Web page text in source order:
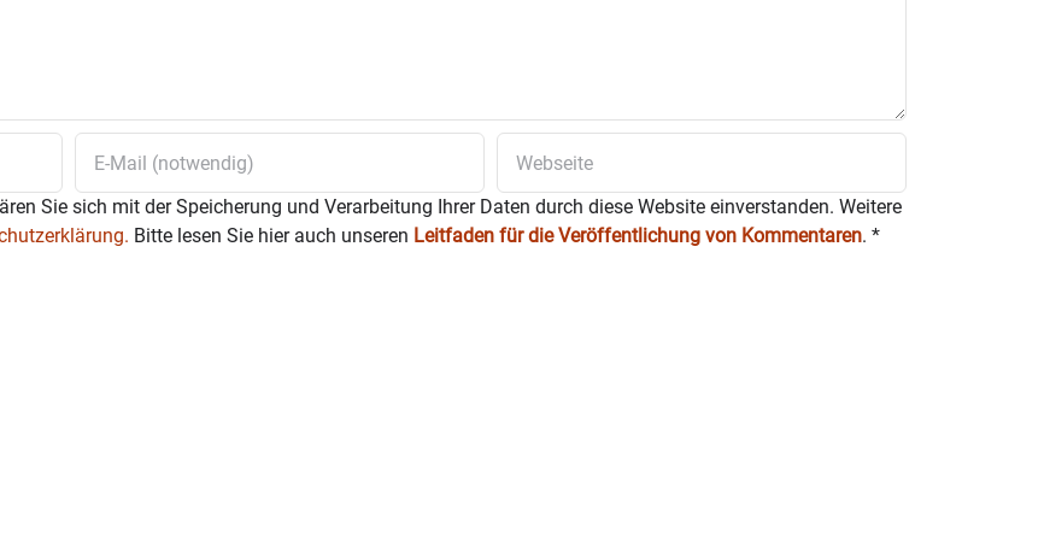
Sie sich mit der Speicherung und Verarbeitung Ihrer Daten durch diese Website einverstanden. Weitere
Bitte lesen Sie hier auch unseren Leitfaden für die Veröffentlichung von Kommentaren. *